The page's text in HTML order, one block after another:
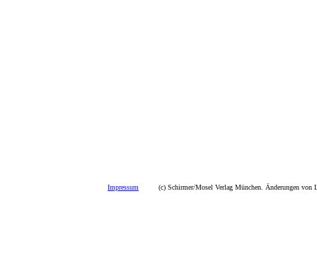
Impressum (c) Schirmer/Mosel Verlag München. Änderungen von